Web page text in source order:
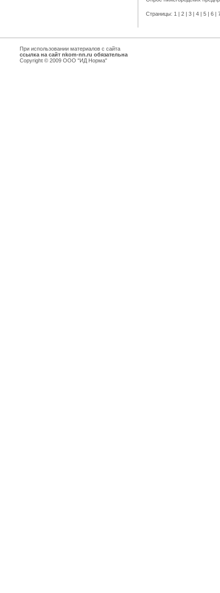
Страницы: 1 | 2 | 3 | 4 | 5 | 6 |
При использовании материалов с сайта
ссылка на сайт nkom-nn.ru обязательна
Copyright © 2009 ООО "ИД Норма"